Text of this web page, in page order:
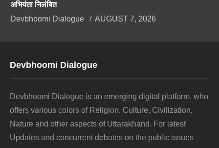
अभियंता निलंबित
Devbhoomi Dialogue
AUGUST 7, 2026
Devbhoomi Dialogue
Devbhoomi Dialogue is an emerging digital platform, who
offers various colors of Religion, Culture, Civilization,
Nature and other aspects of Uttarakhand. For latest
Updates and concurrent debates on the public issues